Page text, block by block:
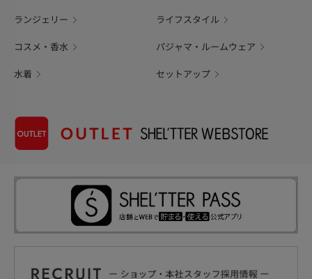
ランジェリー ライフスタイル
コスメ・香水 パジャマ・ルームウェア
水着 セットアップ